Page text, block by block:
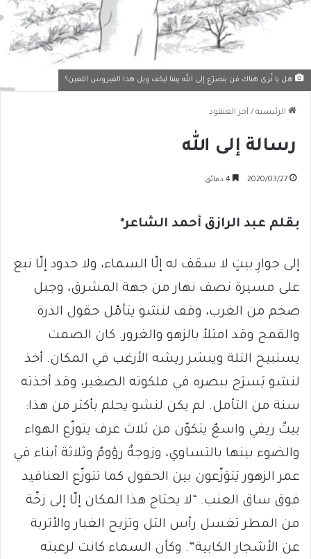
هل يا تُرى هناك مَن يتضرّع إلى الله بيننا ليكف ويل هذا الفيروس اللعين؟
الرئيسية / آخر العنقود
رسالة إلى الله
2020/03/27
بقلم عبد الرازق أحمد الشاعر*
إلى جوارِ بيتٍ لا سقف له إلّا السماء، ولا حدود إلّا نبع
على مسيرة نصف نهار من جهة المشرق، وجبل
ضخم من الغرب، وقف لنشو يتأمّل حقول الذرة
والقمح وقد امتلأ بالزهو والغرور. كان الصمت
يستبيح التلة وينشر ريشه الأزغب في المكان. أخذ
لنشو يَسرَح ببصره في ملكوته الصغير، وقد أخذته
سنة من التأمل. لم يكن لنشو يحلم بأكثر من هذا:
بيتٌ ريفي واسعٌ يتكوّن من ثلاث غرف يتوزّع الهواء
والضوء بينها بالتساوي، وزوجةٌ رؤومٌ وثلاثة أبناء في
عمر الزهور يَتوَزّعون بين الحقول كما تتوزّع العناقيد
فوق ساق العنب. “لا يحتاج هذا المكان إلّا إلى زخّة
من المطر تغسل رأس التل وتزيح الغبار والأتربة
عن الأشجار الكابية”. وكأن السماء كانت لرغبته